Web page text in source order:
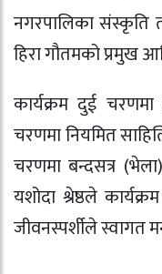
नगरपालिका संस्कृति
हिरा गौतमको प्रमुख
कार्यक्रम दुई
चरणमा नियमित
चरणमा बन्दसत्र
यशोदा श्रेष्ठले
जीवनस्पर्शीले स्वागत